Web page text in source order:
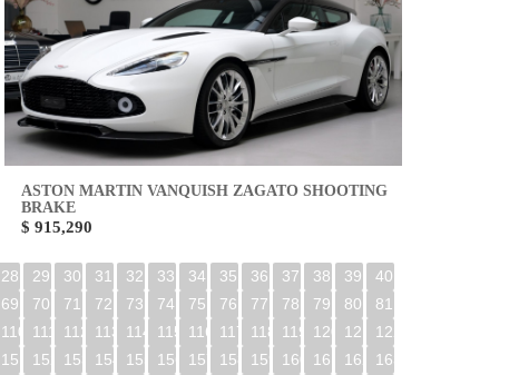
ASTON MARTIN VANQUISH ZAGATO SHOOTING
BRAKE
$ 915,290
28 29 30 31 32 33 34 35 36 37 38 39
40
69 70 71 72 73 74 75 76 77 78 79 80
81
110 111 112 113 114 115 116 117 118 119 120 121
122
151 152 153 154 155 156 157 158 159 160 161 162
163